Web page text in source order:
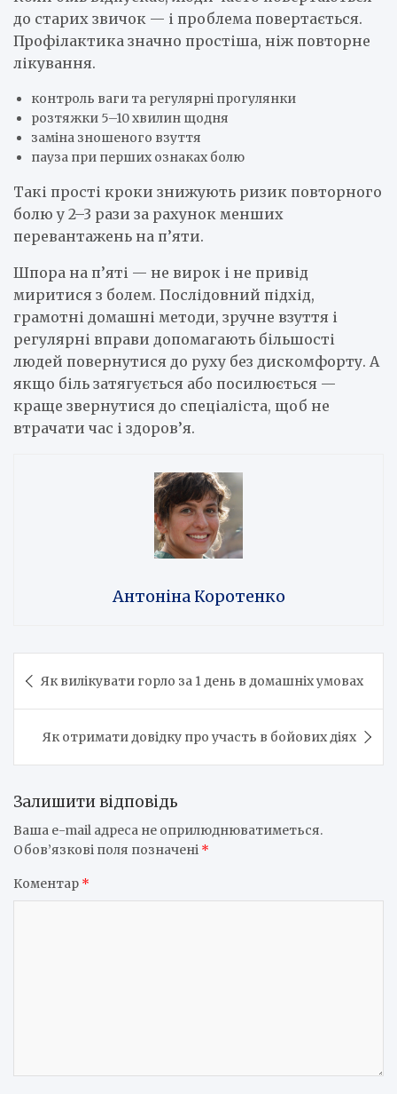
до старих звичок — і проблема повертається.
Профілактика значно простіша, ніж повторне
лікування.
контроль ваги та регулярні прогулянки
розтяжки 5–10 хвилин щодня
заміна зношеного взуття
пауза при перших ознаках болю
Такі прості кроки знижують ризик повторного
болю у 2–3 рази за рахунок менших
перевантажень на п’яти.
Шпора на п’яті — не вирок і не привід
миритися з болем. Послідовний підхід,
грамотні домашні методи, зручне взуття і
регулярні вправи допомагають більшості
людей повернутися до руху без дискомфорту. А
якщо біль затягується або посилюється —
краще звернутися до спеціаліста, щоб не
втрачати час і здоров’я.
Антоніна Коротенко
записів
Як вилікувати горло за 1 день в домашніх умовах
Як отримати довідку про участь в бойових діях
Залишити відповідь
Ваша e-mail адреса не оприлюднюватиметься.
Обов’язкові поля позначені *
Коментар *